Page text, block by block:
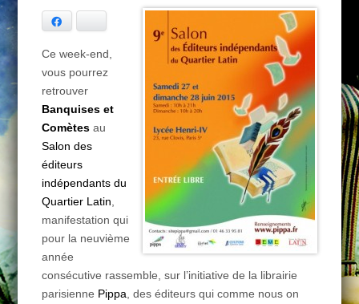
Ce week-end,
vous pourrez
retrouver
Banquises et
Comètes au
Salon des
éditeurs
indépendants du
Quartier Latin
manifestation qui
pour la neuvième
année
consécutive rassemble, sur l’initiative de la librairie
parisienne Pippa , des éditeurs qui comme nous on